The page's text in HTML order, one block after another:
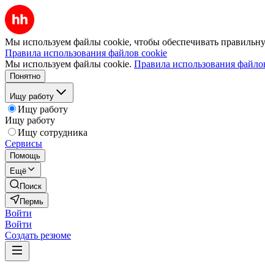
Мы используем файлы cookie, чтобы обеспечивать
Правила использования файлов cookie
Мы используем файлы cookie. Правила использования
Понятно
Ищу работу
Ищу работу
Ищу работу
Ищу сотрудника
Сервисы
Помощь
Ещё
Поиск
Пермь
Войти
Войти
Создать резюме